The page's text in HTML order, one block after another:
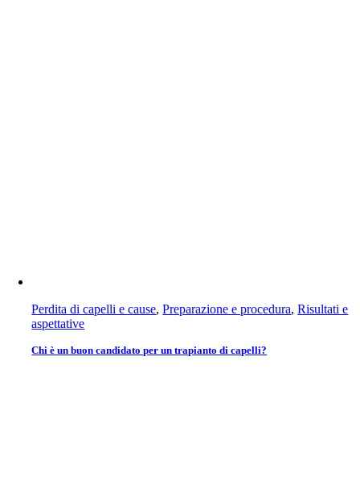
Perdita di capelli e cause,Preparazione e procedura,Risultati e
aspettative
Chi è un buon candidato per un trapianto di capelli?